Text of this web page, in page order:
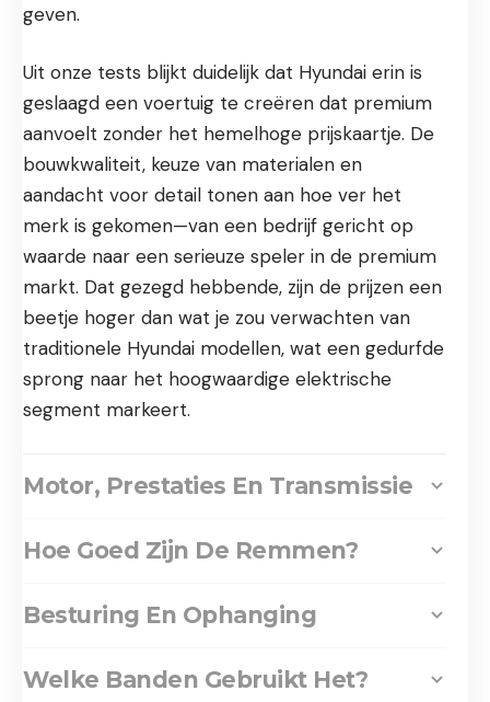
geven.
Uit onze tests blijkt duidelijk dat Hyundai erin is
geslaagd een voertuig te creëren dat premium
aanvoelt zonder het hemelhoge prijskaartje. De
bouwkwaliteit, keuze van materialen en
aandacht voor detail tonen aan hoe ver het
merk is gekomen—van een bedrijf gericht op
waarde naar een serieuze speler in de premium
markt. Dat gezegd hebbende, zijn de prijzen een
beetje hoger dan wat je zou verwachten van
traditionele Hyundai modellen, wat een gedurfde
sprong naar het hoogwaardige elektrische
segment markeert.
Motor, Prestaties En Transmissie
Hoe Goed Zijn De Remmen?
Besturing En Ophanging
Welke Banden Gebruikt Het?